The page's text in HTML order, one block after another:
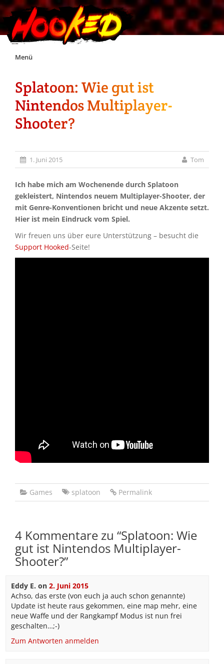
Skip
Menü
Unterstützt Hooked!
Exklusiv für Supporter*innen
Discord
Splatoon: Wie gut ist
Nintendos Multiplayer-
Shooter?
1. Juni 2015 Tom
Ich habe mich am Wochenende durch Splatoon
gekleistert, Nintendos neuem Multiplayer-Shooter, der
mit Genre-Konventionen bricht und neue Akzente setzt.
Hier ist mein Eindruck vom Spiel.
Wir freuen uns über eure Unterstützung – besucht die
Support Hooked-Seite!
Games splatoon Permalink
4 Kommentare zu “Splatoon: Wie
gut ist Nintendos Multiplayer-
Shooter?”
Eddy E. on 2. Juni 2015
Achso, das erste (von euch ja auch schon genannte)
Update ist heute raus gekommen, eine map mehr, eine
neue Waffe und der Rangkampf Modus ist nun frei
geschalten…;-)
Zum Antworten anmelden